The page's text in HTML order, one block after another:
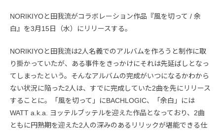
NORIKIYOと田我流がコラボレーション作品『風を切って / 余
白』を3月15日（水）にリリースする。
NORIKIYOと田我流は2人名義でのアルバムを作ろうと制作に取
り掛かっていたが、ある事件をきっかけにそれは先延ばしとなっ
てしまったという。そんなアルバムの完成がいつになるかわから
ない状況に陥った2人は、すでに完成していた2曲を先にリリース
することに。「風を切って」にBACHLOGIC、「余白」には
WATT a.k.a. ヨッテルブッテルを迎えた作品となっており、2曲
ともに円熟期を迎えた2人の深みのあるリリックが堪能できる仕